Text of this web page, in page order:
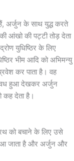
अर्जुन के साथ युद्ध करते
आंखो की पट्टी तोड़ देता
युधिष्ठिर के लिए
भीम आदि को अभिमन्यु
कर पाता है। वह
वध हुआ देखकर अर्जुन
कह देता है।
को बचाने के लिए उसे
आ जाता है और अर्जुन और